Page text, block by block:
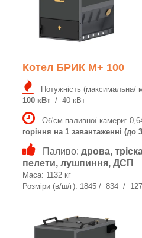
Котел БРИК M+ 100
Потужність (максимальна/
100 кВт / 40 кВт
Об'єм паливної камери:
горіння на 1 завантаженні (до
Паливо: дрова,
пелети, лушпиння, ДСП
Маса: 1132 кг
Розміри (в/ш/г): 1845 / 834 /